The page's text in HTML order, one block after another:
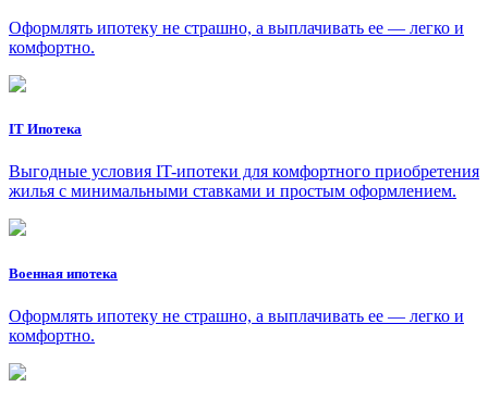
Оформлять ипотеку не страшно, а выплачивать ее — легко и
комфортно.
IT Ипотека
Выгодные условия IT-ипотеки для комфортного приобретения
жилья с минимальными ставками и простым оформлением.
Военная ипотека
Оформлять ипотеку не страшно, а выплачивать ее — легко и
комфортно.